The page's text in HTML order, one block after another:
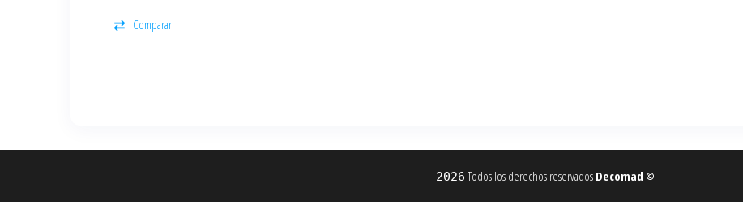
Comparar
2026 Todos los derechos reservados Decomad ©